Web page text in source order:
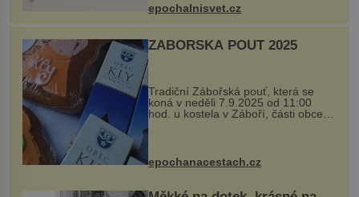
kovový...
epochalnisvet.cz
ZÁBOŘSKÁ POUŤ 2025
Tradiční Zábořská pouť, která se
koná v neděli 7.9.2025 od 11:00
hod. u kostela v Záboří, části obce
Kly u Mělníka. V programu naleznete
komentovanou prohlídku kostela,
epochanacestach.cz